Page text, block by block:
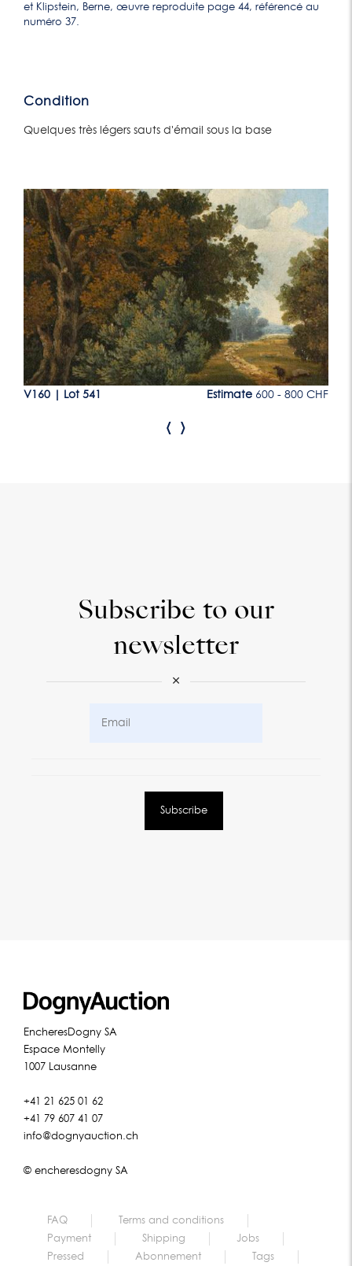
et Klipstein, Berne, œuvre reproduite page 44, référencé au
numéro 37.
Condition
Quelques très légers sauts d'émail sous la base
Lot 541
V160 Lot 541 Estimate 600 - 800 CHF
‹ ›
Subscribe to our
newsletter
×
EncheresDogny SA
Espace Montelly
1007 Lausanne
+41 21 625 01 62
+41 79 607 41 07
info@dognyauction.ch
© encheresdogny SA
FAQ
Terms and conditions
Payment
Shipping
Jobs
Pressed
Abonnement Tags